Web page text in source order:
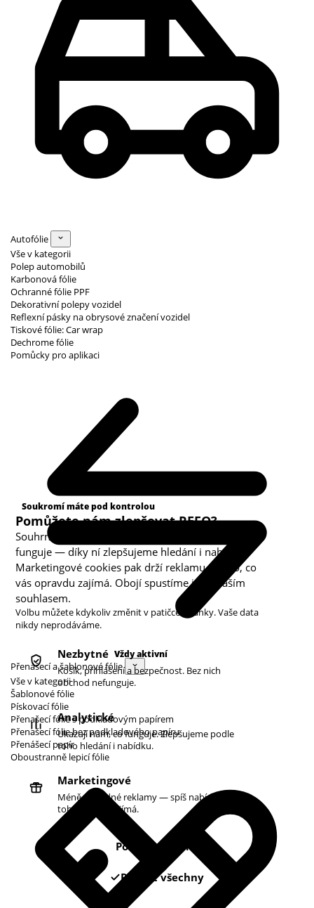
Autofólie
Vše v kategorii
Polep automobilů
Karbonová fólie
Ochranné fólie PPF
Dekorativní polepy vozidel
Reflexní pásky na obrysové značení vozidel
Tiskové fólie: Car wrap
Dechrome fólie
Pomůcky pro aplikaci
Přenášecí a šablonové fólie
Vše v kategorii
Šablonové fólie
Pískovací fólie
Přenašecí fólie s podkladovým papírem
Přenašecí fólie bez podkladového papíru
Přenášecí papír
Oboustranně lepicí fólie
Soukromí máte pod kontrolou
Pomůžete nám zlepšovat REFO?
Souhrnná analytika nám ukazuje, co v obchodě
funguje — díky ní zlepšujeme hledání i nabídku.
Marketingové cookies pak drží reklamu u toho, co
vás opravdu zajímá. Obojí spustíme jen s vaším
souhlasem.
Volbu můžete kdykoliv změnit v patičce stránky. Vaše data
nikdy neprodáváme.
Kategorie cookies
Nezbytné Vždy aktivní
Košík, přihlášení a bezpečnost. Bez nich
obchod nefunguje.
Analytické
Ukazují nám, co funguje. Zlepšujeme podle
toho hledání i nabídku.
Marketingové
Méně náhodné reklamy — spíš nabídky podle
toho, co vás zajímá.
Pouze nezbytné
Povolit všechny